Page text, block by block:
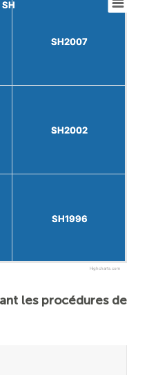
SH2007
SH2007
SH2002
SH2002
SH1996
SH1996
Highcharts.com
les procédures de